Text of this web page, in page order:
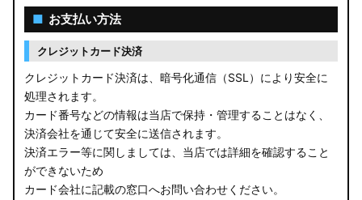
■ お支払い方法
クレジットカード決済
クレジットカード決済は、暗号化通信（SSL）により安全に
処理されます。
カード番号などの情報は当店で保持・管理することはなく、
決済会社を通じて安全に送信されます。
決済エラー等に関しましては、当店では詳細を確認すること
ができないため
カード会社に記載の窓口へお問い合わせください。